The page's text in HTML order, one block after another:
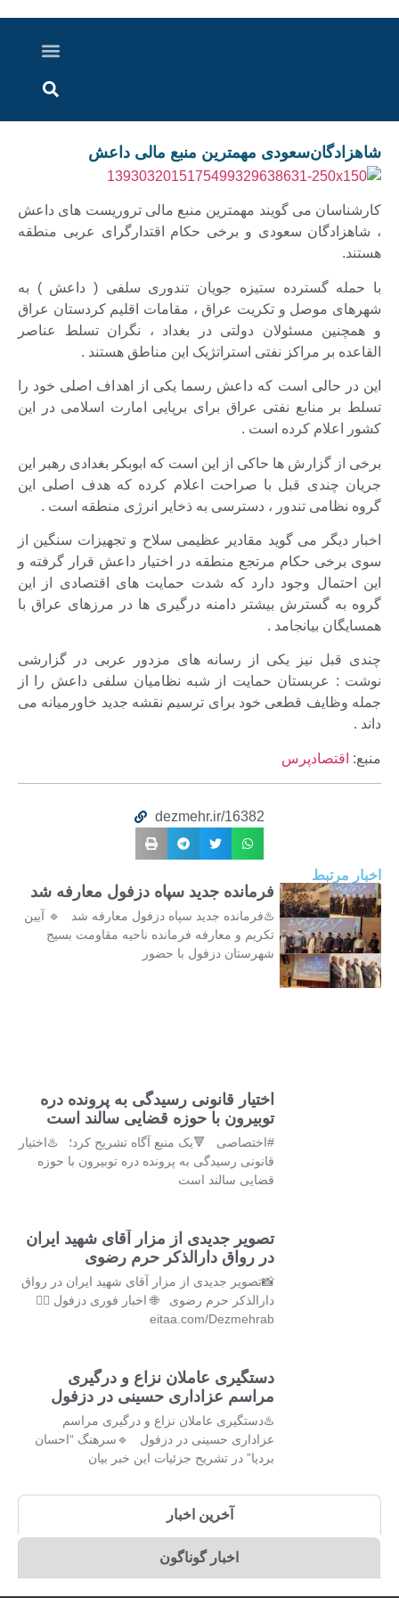
شاهزادگان‌سعودی مهمترین منبع مالی داعش
کارشناسان می گویند مهمترین منبع مالی تروریست های داعش
، شاهزادگان سعودی و برخی حکام اقتدارگرای عربی منطقه
هستند.
با حمله گسترده ستیزه جویان تندوری سلفی ( داعش ) به
شهرهای موصل و تکریت عراق ، مقامات اقلیم کردستان عراق
و همچنین مسئولان دولتی در بغداد ، نگران تسلط عناصر
القاعده بر مراکز نفتی استراتژیک این مناطق هستند .
این در حالی است که داعش رسما یکی از اهداف اصلی خود را
تسلط بر منابع نفتی عراق برای برپایی امارت اسلامی در این
کشور اعلام کرده است .
برخی از گزارش ها حاکی از این است که ابوبکر بغدادی رهبر این
جریان چندی قبل با صراحت اعلام کرده که هدف اصلی این
گروه نظامی تندور ، دسترسی به ذخایر انرژی منطقه است .
اخبار دیگر می گوید مقادیر عظیمی سلاح و تجهیزات سنگین از
سوی برخی حکام مرتجع منطقه در اختیار داعش قرار گرفته و
این احتمال وجود دارد که شدت حمایت های اقتصادی از این
گروه به گسترش بیشتر دامنه درگیری ها در مرزهای عراق با
همسایگان بیانجامد .
چندی قبل نیز یکی از رسانه های مزدور عربی در گزارشی
نوشت : عربستان حمایت از شبه نظامیان سلفی داعش را از
جمله وظایف قطعی خود برای ترسیم نقشه جدید خاورمیانه می
داند .
منبع: اقتصاد‌پرس
dezmehr.ir/16382
اخبار مرتبط
فرمانده جدید سپاه دزفول معارفه شد
♨️فرمانده جدید سپاه دزفول معارفه شد 🔹 آیین
تکریم و معارفه فرمانده ناحیه مقاومت بسیج
شهرستان دزفول با حضور
اختیار قانونی رسیدگی به پرونده دره
توبیرون با حوزه قضایی سالند است
#اختصاصی 🔻یک منبع آگاه تشریح کرد؛ ♨️اختیار
قانونی رسیدگی به پرونده دره توبیرون با حوزه
قضایی سالند است
تصویر جدیدی از مزار آقای شهید ایران
در رواق دارالذکر حرم رضوی
📸تصویر جدیدی از مزار آقای شهید ایران در رواق
دارالذکر حرم رضوی 🌐 اخبار فوری دزفول 👇🏻
eitaa.com/Dezmehrab
دستگیری عاملان نزاع و درگیری
مراسم عزاداری حسینی در دزفول
♨️دستگیری عاملان نزاع و درگیری مراسم
عزاداری حسینی در دزفول 🔹سرهنگ “احسان
بردیا” در تشریح جزئیات این خبر بیان
آخرین اخبار
اخبار گوناگون